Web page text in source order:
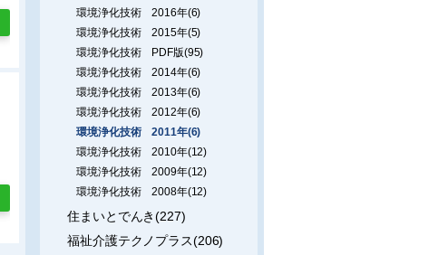
環境浄化技術 2016年(6)
環境浄化技術 2015年(5)
環境浄化技術 PDF版(95)
環境浄化技術 2014年(6)
環境浄化技術 2013年(6)
環境浄化技術 2012年(6)
環境浄化技術 2011年(6)
環境浄化技術 2010年(12)
環境浄化技術 2009年(12)
環境浄化技術 2008年(12)
住まいとでんき(227)
福祉介護テクノプラス(206)